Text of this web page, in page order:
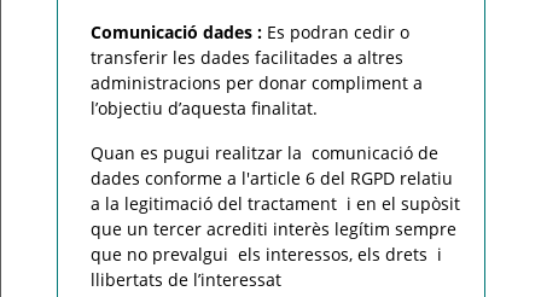
Comunicació dades : Es podran cedir o
transferir les dades facilitades a altres
administracions per donar compliment a
l’objectiu d’aquesta finalitat.
Quan es pugui realitzar la comunicació de
dades conforme a l'article 6 del RGPD relatiu
a la legitimació del tractament i en el supòsit
que un tercer acrediti interès legítim sempre
que no prevalgui els interessos, els drets i
llibertats de l’interessat